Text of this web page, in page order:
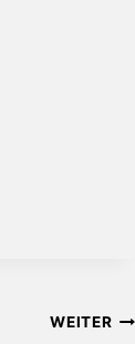
WEITER